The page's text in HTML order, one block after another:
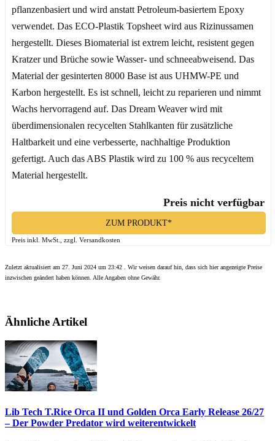
pflanzenbasiert und wird anstatt Petroleum-basiertem Epoxy
verwendet. Das ECO-Plastik Topsheet wird aus Rizinussamen
hergestellt. Dieses Biomaterial ist extrem leicht, resistent gegen
Kratzer und Brüche sowie Wasser- und schneeabweisend. Das
Material der gesinterten 8000 Base ist aus UHMW-PE und
Karbon hergestellt. Es ist schnell, leicht zu reparieren und nimmt
Wachs hervorragend auf. Das Dream Weaver wird mit
überdimensionalen recycelten Stahlkanten für zusätzliche
Haltbarkeit und eine verbesserte, nachhaltige Produktion
gefertigt. Auch das ABS Plastik wird zu 100 % aus recyceltem
Material hergestellt.
Preis nicht verfügbar
ZUM PRODUKT*
Preis inkl. MwSt., zzgl. Versandkosten
Zuletzt aktualisiert am 27. Juni 2024 um 23:42 . Wir weisen darauf hin, dass sich hier angezeigte Preise
inzwischen geändert haben können. Alle Angaben ohne Gewähr.
Ähnliche Artikel
Lib Tech T.Rice Orca II und Golden Orca Early Release 26/27
– Der Powder Predator wird weiterentwickelt